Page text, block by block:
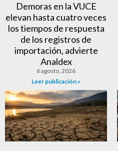
Demoras en la VUCE
elevan hasta cuatro veces
los tiempos de respuesta
de los registros de
importación, advierte
Analdex
6 agosto, 2026
Leer publicación »